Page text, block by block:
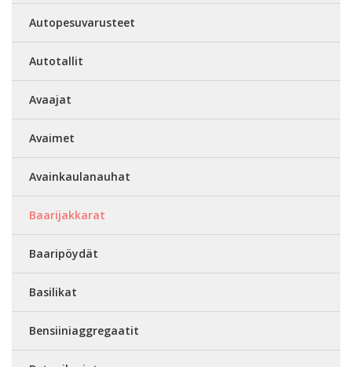
Autopesuvarusteet
Autotallit
Avaajat
Avaimet
Avainkaulanauhat
Baarijakkarat
Baaripöydät
Basilikat
Bensiiniaggregaatit